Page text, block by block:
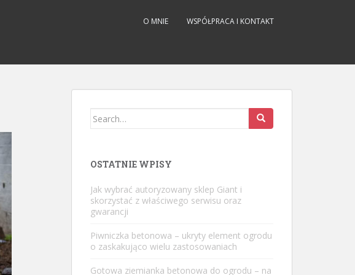
O MNIE WSPÓŁPRACA I KONTAKT
Search
OSTATNIE WPISY
Jak wybrać autoryzowany sklep Giant i
skorzystać z właściwego serwisu oraz
gwarancji
Piwniczka betonowa – ukryty element ogrodu
o zaskakująco wielu zastosowaniach
Gotowa ziemianka betonowa do ogrodu – na